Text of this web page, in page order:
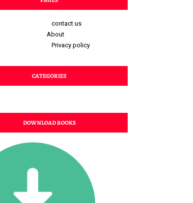
contact us
About
Privacy policy
CATEGORIES
DOWNLOAD BOOKS